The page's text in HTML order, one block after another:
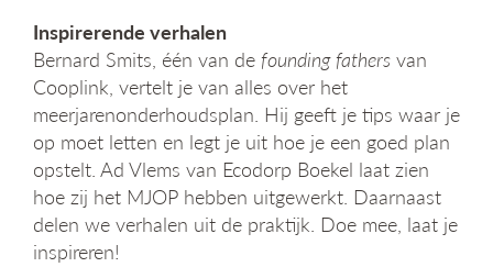
Inspirerende verhalen
Bernard Smits, één van de founding fathers van
Cooplink, vertelt je van alles over het
meerjarenonderhoudsplan. Hij geeft je tips waar je
op moet letten en legt je uit hoe je een goed plan
opstelt. Ad Vlems van Ecodorp Boekel laat zien
hoe zij het MJOP hebben uitgewerkt. Daarnaast
delen we verhalen uit de praktijk. Doe mee, laat je
inspireren!